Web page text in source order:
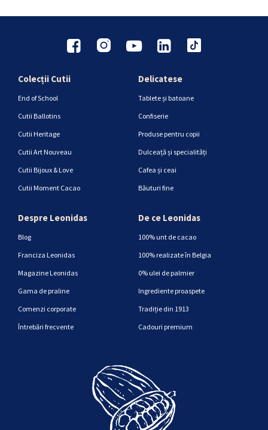
Colecții Cutii
End of School
Cutii Ballotins
Cutii Heritage
Cutii Art Nouveau
Cutii Bijoux & Love
Cutii Moment Cacao
Delicatese
Tablete și batoane
Confiserie
Produse pentru copii
Dulceață și specialități
Cafea și ceai
Băuturi fine
Despre Leonidas
Blog
Franciza Leonidas
Magazine Leonidas
Gama de praline
Comenzi corporate
Întrebări frecvente
De ce Leonidas
100% unt de cacao
100% realizate în Belgia
0% ulei de palmier
Ingrediente proaspete
Tradiție din 1913
Cadouri premium